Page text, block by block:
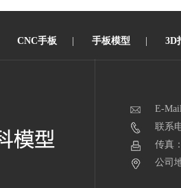
CNC手板 | 手板模型 | 3D
E-
联系
传真
公司